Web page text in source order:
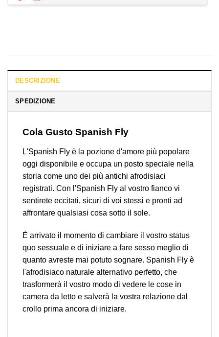
DESCRIZIONE
SPEDIZIONE
Cola Gusto Spanish Fly
L'Spanish Fly è la pozione d'amore più popolare
oggi disponibile e occupa un posto speciale nella
storia come uno dei più antichi afrodisiaci
registrati. Con l'Spanish Fly al vostro fianco vi
sentirete eccitati, sicuri di voi stessi e pronti ad
affrontare qualsiasi cosa sotto il sole.
È arrivato il momento di cambiare il vostro status
quo sessuale e di iniziare a fare sesso meglio di
quanto avreste mai potuto sognare. Spanish Fly è
l'afrodisiaco naturale alternativo perfetto, che
trasformerà il vostro modo di vedere le cose in
camera da letto e salverà la vostra relazione dal
crollo prima ancora di iniziare.